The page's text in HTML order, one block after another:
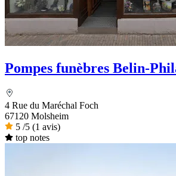
Pompes funèbres Belin-
4 Rue du Maréchal Foch
67120 Molsheim
5 /5 (1 avis)
top notes